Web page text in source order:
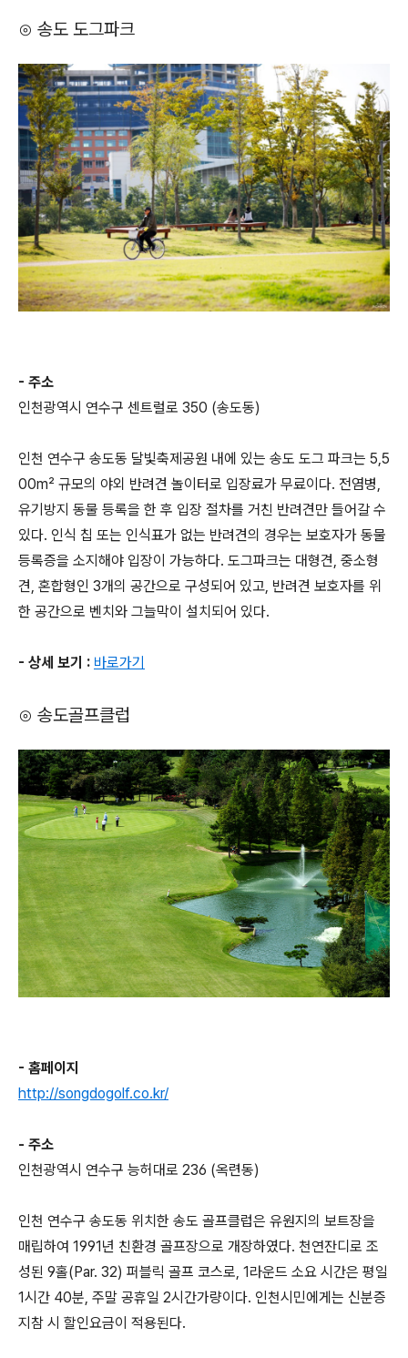
⊙ 송도 도그파크
- 주소
인천광역시 연수구 센트럴로 350 (송도동)
인천 연수구 송도동 달빛축제공원 내에 있는 송도 도그 파크는 5,5
00m² 규모의 야외 반려견 놀이터로 입장료가 무료이다. 전염병,
유기방지 동물 등록을 한 후 입장 절차를 거친 반려견만 들어갈 수
있다. 인식 칩 또는 인식표가 없는 반려견의 경우는 보호자가 동물
등록증을 소지해야 입장이 가능하다. 도그파크는 대형견, 중소형
견, 혼합형인 3개의 공간으로 구성되어 있고, 반려견 보호자를 위
한 공간으로 벤치와 그늘막이 설치되어 있다.
- 상세 보기 : 바로가기
⊙ 송도골프클럽
- 홈페이지
http://songdogolf.co.kr/
- 주소
인천광역시 연수구 능허대로 236 (옥련동)
인천 연수구 송도동 위치한 송도 골프클럽은 유원지의 보트장을
매립하여 1991년 친환경 골프장으로 개장하였다. 천연잔디로 조
성된 9홀(Par. 32) 퍼블릭 골프 코스로, 1라운드 소요 시간은 평일
1시간 40분, 주말 공휴일 2시간가량이다. 인천시민에게는 신분증
지참 시 할인요금이 적용된다.